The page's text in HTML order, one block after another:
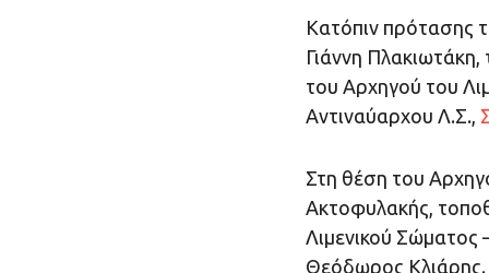
Κατόπιν πρότασης
Γιάννη
του Αρχηγού του
Αντιναύαρχου Λ.Σ.,
Στη θέση του
Ακτοφυλακής,
Λιμενικού Σώματος
Θεόδωρος Κλιάρης.